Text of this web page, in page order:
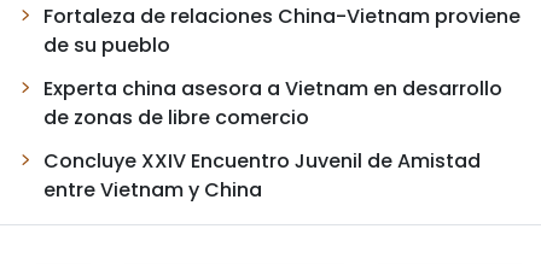
Fortaleza de relaciones China-Vietnam proviene
de su pueblo
Experta china asesora a Vietnam en desarrollo
de zonas de libre comercio
Concluye XXIV Encuentro Juvenil de Amistad
entre Vietnam y China